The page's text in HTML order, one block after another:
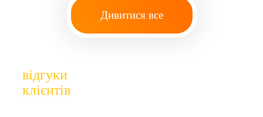
Дивитися все
відгуки
клієнтів